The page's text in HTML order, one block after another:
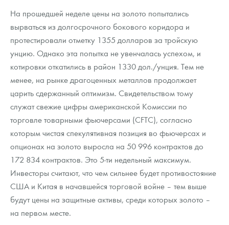
Год Лошади
Флот: ледоколы и корабли
Ювелирные изделия
Русская нумизматика
Наборы подарочных и коллекционных монет
Монеты и жетоны из недрагоценных металлов
Монеты
Политика конфиденциальности
Положение по обработке и защите персональных данных
Пресс-служба
На прошедшей неделе цены на золото попытались
вырваться из долгосрочного бокового коридора и
протестировали отметку 1355 долларов за тройскую
унцию. Однако эта попытка не увенчалась успехом, и
котировки откатились в район 1330 дол./унция. Тем не
менее, на рынке драгоценных металлов продолжает
царить сдержанный оптимизм. Свидетельством тому
служат свежие цифры американской Комиссии по
торговле товарными фьючерсами (CFTC), согласно
которым чистая спекулятивная позиция во фьючерсах и
опционах на золото выросла на 50 996 контрактов до
172 834 контрактов. Это 5-ти недельный максимум.
Инвесторы считают, что чем сильнее будет противостояние
США и Китая в начавшейся торговой войне – тем выше
будут цены на защитные активы, среди которых золото –
на первом месте.